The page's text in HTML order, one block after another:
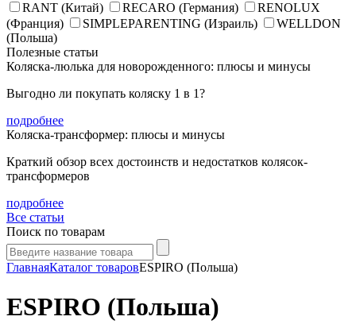
RANT (Китай)
RECARO (Германия)
RENOLUX
(Франция)
SIMPLEPARENTING (Израиль)
WELLDON
(Польша)
Полезные статьи
Коляска-люлька для новорожденного: плюсы и минусы
Выгодно ли покупать коляску 1 в 1?
подробнее
Коляска-трансформер: плюсы и минусы
Краткий обзор всех достоинств и недостатков колясок-
трансформеров
подробнее
Все статьи
Поиск по товарам
ГлавнаяКаталог товаровESPIRO (Польша)
ESPIRO (Польша)